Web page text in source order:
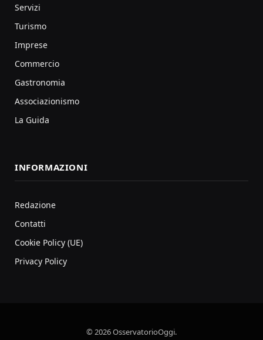
Servizi
Turismo
Imprese
Commercio
Gastronomia
Associazionismo
La Guida
INFORMAZIONI
Redazione
Contatti
Cookie Policy (UE)
Privacy Policy
© 2026 OsservatorioOggi.